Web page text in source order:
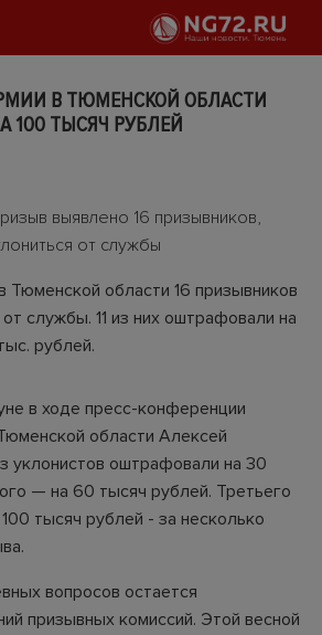
В ТЮМЕНСКОЙ ОБЛАСТИ
ТЫСЯЧ РУБЛЕЙ
выявлено 16 призывников,
от службы
Тюменской области 16 призывников
службы. 11 из них оштрафовали на
рублей.
в ходе пресс-конференции
области Алексей
уклонистов оштрафовали на 30
— на 60 тысяч рублей. Третьего
тысяч рублей - за несколько
вопросов остается
призывных комиссий. Этой весной